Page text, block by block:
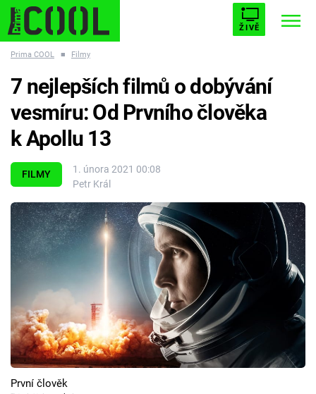
ŽIVĚ
ESCAPE PLNEJ KOTEL AVENGERS 5
Témata
Filmy
Seriály
Hry
Cool Esport
Pořady
Prima COOL ■ Filmy
FILMY
1. února 2021 00:08
Petr Král
7 nejlepších filmů o dobývání
vesmíru: Od Prvního člověka
k Apollu 13
První člověk